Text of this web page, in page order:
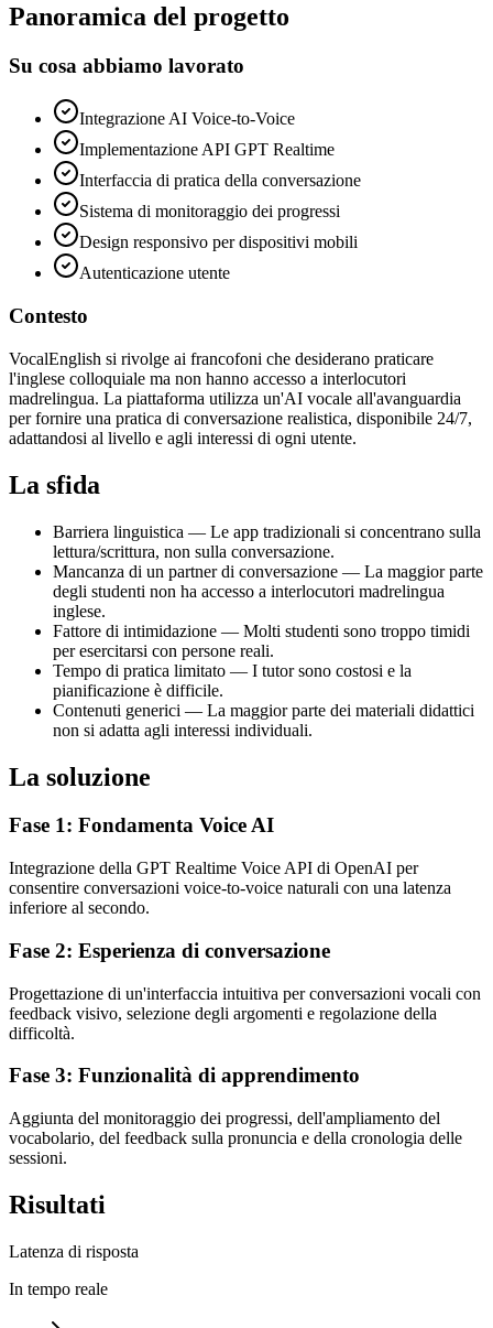
Panoramica del progetto
Su cosa abbiamo lavorato
Integrazione AI Voice-to-Voice
Implementazione API GPT Realtime
Interfaccia di pratica della conversazione
Sistema di monitoraggio dei progressi
Design responsivo per dispositivi mobili
Autenticazione utente
Contesto
VocalEnglish si rivolge ai francofoni che desiderano praticare
l'inglese colloquiale ma non hanno accesso a interlocutori
madrelingua. La piattaforma utilizza un'AI vocale all'avanguardia
per fornire una pratica di conversazione realistica, disponibile 24/7,
adattandosi al livello e agli interessi di ogni utente.
La sfida
Barriera linguistica — Le app tradizionali si concentrano sulla
lettura/scrittura, non sulla conversazione.
Mancanza di un partner di conversazione — La maggior parte
degli studenti non ha accesso a interlocutori madrelingua
inglese.
Fattore di intimidazione — Molti studenti sono troppo timidi
per esercitarsi con persone reali.
Tempo di pratica limitato — I tutor sono costosi e la
pianificazione è difficile.
Contenuti generici — La maggior parte dei materiali didattici
non si adatta agli interessi individuali.
La soluzione
Fase 1: Fondamenta Voice AI
Integrazione della GPT Realtime Voice API di OpenAI per
consentire conversazioni voice-to-voice naturali con una latenza
inferiore al secondo.
Fase 2: Esperienza di conversazione
Progettazione di un'interfaccia intuitiva per conversazioni vocali con
feedback visivo, selezione degli argomenti e regolazione della
difficoltà.
Fase 3: Funzionalità di apprendimento
Aggiunta del monitoraggio dei progressi, dell'ampliamento del
vocabolario, del feedback sulla pronuncia e della cronologia delle
sessioni.
Risultati
Latenza di risposta
In tempo reale